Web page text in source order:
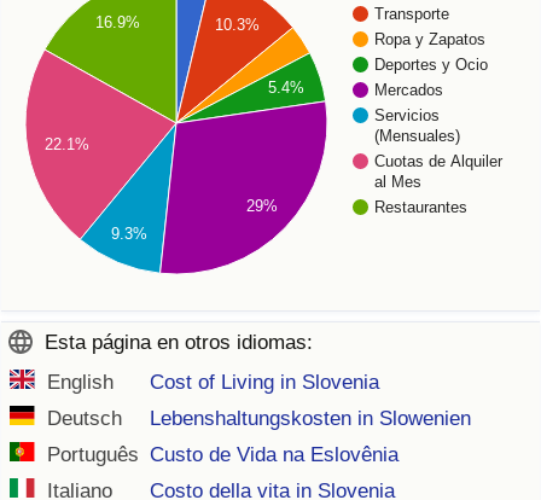
Transporte
Ropa y Zapatos
Deportes y Ocio
Mercados
Servicios
(Mensuales)
Cuotas de Alquiler
al Mes
Restaurantes
10.3%
5.4%
16.9%
22.1%
9.3%
29%
Esta página en otros idiomas:
English
Cost of Living in Slovenia
Deutsch
Lebenshaltungskosten in Slowenien
Português Custo de Vida na Eslovênia
Italiano
Costo della vita in Slovenia